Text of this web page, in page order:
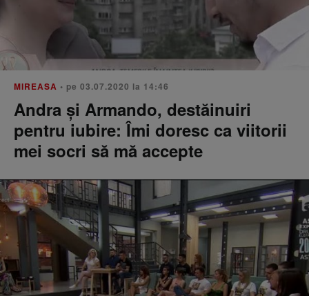
MIREASA • pe 03.07.2020 la 14:46
Andra și Armando, destăinuiri
pentru iubire: Îmi doresc ca viitorii
mei socri să mă accepte